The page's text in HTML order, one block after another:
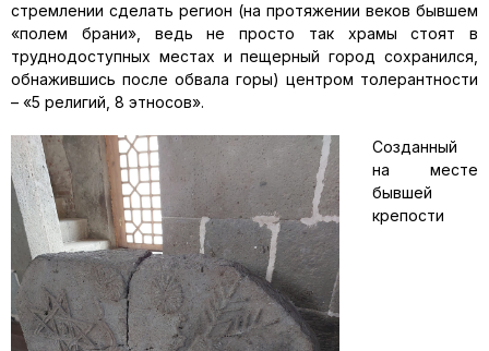
стремлении сделать регион (на протяжении веков бывшем
«полем брани», ведь не просто так храмы стоят в
труднодоступных местах и пещерный город сохранился,
обнажившись после обвала горы) центром толерантности
– «5 религий, 8 этносов».
Созданный
на месте
бывшей
крепости